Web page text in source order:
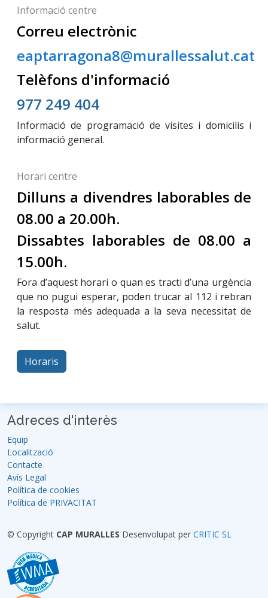
Informació centre
Correu electrònic
eaptarragona8@murallessalut.cat
Telèfons d'informació
977 249 404
Informació de programació de visites i domicilis i
informació general.
Horari centre
Dilluns a divendres laborables de
08.00 a 20.00h.
Dissabtes laborables de 08.00 a
15.00h.
Fora d’aquest horari o quan es tracti d’una urgència
que no pugui esperar, poden trucar al 112 i rebran
la resposta més adequada a la seva necessitat de
salut.
Horaris
Adreces d'interès
Equip
Localització
Contacte
Avís Legal
Política de cookies
Política de PRIVACITAT
© Copyright CAP MURALLES Desenvolupat per CRITIC SL